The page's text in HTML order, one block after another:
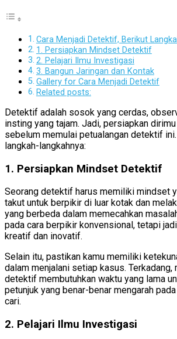
Cara Menjadi Detektif, Berikut
1. Persiapkan Mindset Detektif
2. Pelajari Ilmu Investigasi
3. Bangun Jaringan dan Kontak
Gallery for Cara Menjadi Detektif
Related posts:
Detektif adalah sosok yang cerdas,
insting yang tajam. Jadi, persiapkan
sebelum memulai petualangan detektif
langkah-langkahnya:
1. Persiapkan Mindset Detektif
Seorang detektif harus memiliki mindset
takut untuk berpikir di luar kotak dan
yang berbeda dalam memecahkan
pada cara berpikir konvensional, tetapi
kreatif dan inovatif.
Selain itu, pastikan kamu memiliki
dalam menjalani setiap kasus. Terkadang,
detektif membutuhkan waktu yang lama
petunjuk yang benar-benar mengarah
cari.
2. Pelajari Ilmu Investigasi